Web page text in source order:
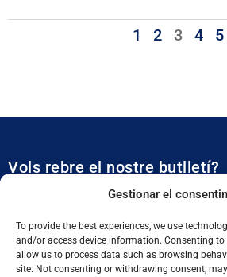
Gestionar el
To provide the best experiences, we use
and/or access device information. Consenting to
allow us to process data such as browsing
site. Not consenting or withdrawing consent,
1 2 3 4 5
Vols rebre el nostre butlletí?
Et mantidrem al dia de tota l’actualitat